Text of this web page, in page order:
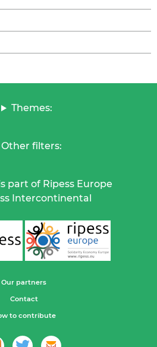
Themes:
Other filters:
part of Ripess Europe
Intercontinental
Our partners
Contact
to contribute